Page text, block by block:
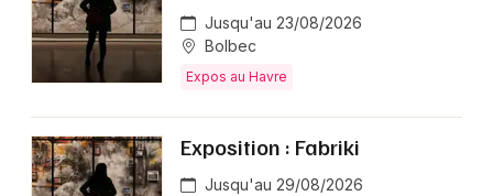
Jusqu'au 23/08/2026
Bolbec
Expos au Havre
Exposition : Fabriki
Jusqu'au 29/08/2026